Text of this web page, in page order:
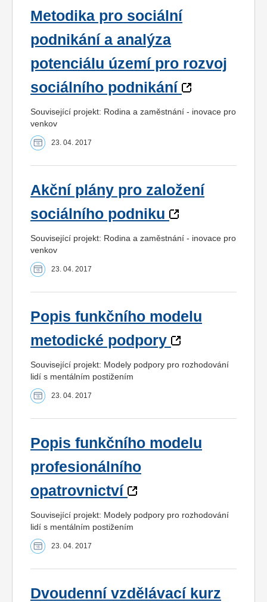
Metodika pro sociální
podnikání a analýza
potenciálu území pro rozvoj
sociálního podnikání
Související projekt: Rodina a zaměstnání - inovace pro
venkov
23. 04. 2017
Akční plány pro založení
sociálního podniku
Související projekt: Rodina a zaměstnání - inovace pro
venkov
23. 04. 2017
Popis funkčního modelu
metodické podpory
Související projekt: Modely podpory pro rozhodování
lidí s mentálním postižením
23. 04. 2017
Popis funkčního modelu
profesionálního
opatrovnictví
Související projekt: Modely podpory pro rozhodování
lidí s mentálním postižením
23. 04. 2017
Dvoudenní vzdělávací kurz